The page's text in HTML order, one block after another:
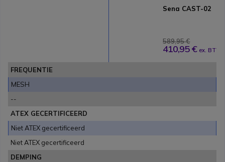
Sena CAST-02
589,95 €
410,95 € ex. BTW
FREQUENTIE
MESH
--
ATEX GECERTIFICEERD
Niet ATEX gecertificeerd
Niet ATEX gecertificeerd
DEMPING